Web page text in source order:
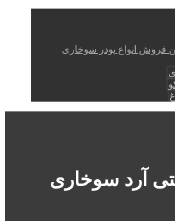
فروش انواع پودر سوخاری
آرد سوخاری